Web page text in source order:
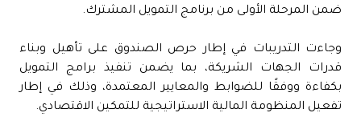
ضمن المرحلة الأولى من برنامج التمويل المشترك.
وجاءت التدريبات في إطار حرص الصندوق على تأهيل وبناء
قدرات الجهات الشريكة، بما يضمن تنفيذ برامج التمويل
بكفاءة ووفقًا للضوابط والمعايير المعتمدة، وذلك في إطار
تفعيل المنظومة المالية الاستراتيجية للتمكين الاقتصادي.